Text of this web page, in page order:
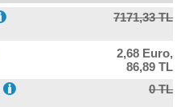
7171,33 TL
2,68 Euro,
86,89 TL
0 TL